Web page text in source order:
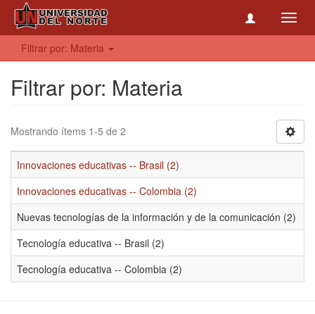
Filtrar por: Materia
Filtrar por: Materia
Mostrando ítems 1-5 de 2
Innovaciones educativas -- Brasil (2)
Innovaciones educativas -- Colombia (2)
Nuevas tecnologías de la información y de la comunicación (2)
Tecnología educativa -- Brasil (2)
Tecnología educativa -- Colombia (2)